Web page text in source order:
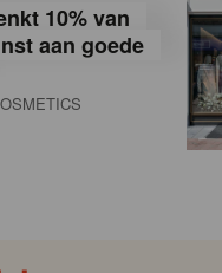
10% van
aan goede